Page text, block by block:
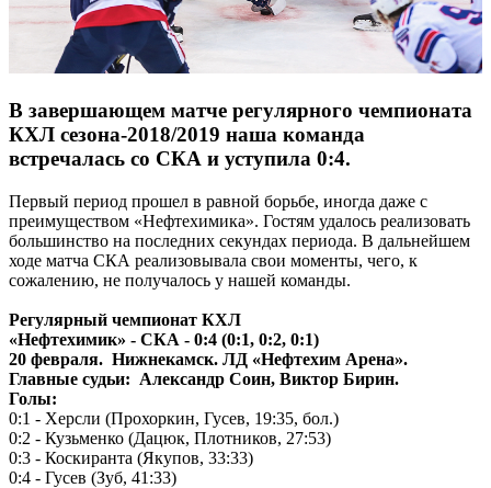
В завершающем матче регулярного чемпионата
КХЛ сезона-2018/2019 наша команда
встречалась со СКА и уступила 0:4.
Первый период прошел в равной борьбе, иногда даже с
преимуществом «Нефтехимика». Гостям удалось реализовать
большинство на последних секундах периода. В дальнейшем
ходе матча СКА реализовывала свои моменты, чего, к
сожалению, не получалось у нашей команды.
Регулярный чемпионат КХЛ
«Нефтехимик» - СКА - 0:4 (0:1, 0:2, 0:1)
20 февраля. Нижнекамск. ЛД «Нефтехим Арена».
Главные судьи: Александр Соин, Виктор Бирин.
Голы:
0:1 - Херсли (Прохоркин, Гусев, 19:35, бол.)
0:2 - Кузьменко (Дацюк, Плотников, 27:53)
0:3 - Коскиранта (Якупов, 33:33)
0:4 - Гусев (Зуб, 41:33)